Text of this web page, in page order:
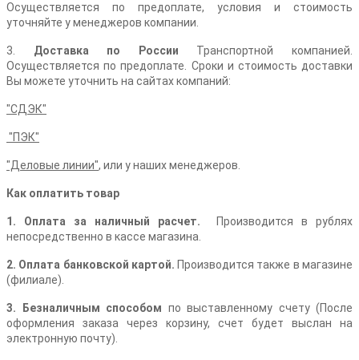
Осуществляется по предоплате, условия и стоимость
уточняйте у менеджеров компании.
3. Доставка по России Транспортной компанией.
Осуществляется по предоплате. Сроки и стоимость доставки
Вы можете уточнить на сайтах компаний:
"СДЭК"
"ПЭК"
"Деловые линии", или у наших менеджеров.
Как оплатить товар
1. Оплата за наличный расчет. Производится в рублях
непосредственно в кассе магазина.
2. Оплата банковской картой. Производится также в магазине
(филиале).
3. Безналичным способом по выставленному счету (После
оформления заказа через корзину, счет будет выслан на
электронную почту).